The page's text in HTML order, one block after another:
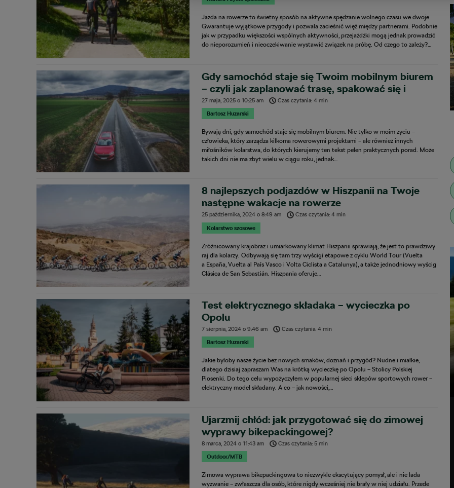
Jazda na rowerze to świetny sposób na aktywne spędzanie wolnego czasu we dwoje.
Gwarantuje wyjątkowe przygody i pozwala zacieśnić więź między partnerami. Podobnie
jak w przypadku większości wspólnych aktywności, przejażdżki mogą jednak prowadzić
do nieporozumień i nieoczekiwanie wystawić związek na próbę. Od czego to zależy?…
Gdy samochód staje się Twoim mobilnym biurem
– czyli jak zaplanować trasę, spakować się i
wygodnie podróżować
27 maja, 2025 o10:25 am
Czas czytania: 4 min
Bartosz Huzarski
Bywają dni, gdy samochód staje się mobilnym biurem. Nie tylko w moim życiu –
człowieka, który zarządza kilkoma rowerowymi projektami – ale również innych
miłośników kolarstwa, do których kierujemy ten tekst pełen praktycznych porad. Może
takich dni nie ma zbyt wielu w ciągu roku, jednak…
8 najlepszych podjazdów w Hiszpanii na Twoje
następne wakacje na rowerze
25 października, 2024 o8:49 am
Czas czytania: 4 min
Kolarstwo szosowe
Zróżnicowany krajobraz i umiarkowany klimat Hiszpanii sprawiają, że jest to prawdziwy
raj dla kolarzy. Odbywają się tam trzy wyścigi etapowe z cyklu World Tour (Vuelta
a España, Vuelta al País Vasco i Volta Ciclista a Catalunya), a także jednodniowy wyścig
Clásica de San Sebastián. Hiszpania oferuje…
Test elektrycznego składaka – wycieczka po
Opolu
7 sierpnia, 2024 o9:46 am
Czas czytania: 4 min
Bartosz Huzarski
Jakie byłoby nasze życie bez nowych smaków, doznań i przygód? Nudne i miałkie,
dlatego dzisiaj zapraszam Was na krótką wycieczkę po Opolu – Stolicy Polskiej
Piosenki. Do tego celu wypożyczyłem w popularnej sieci sklepów sportowych rower –
elektryczny model składany. A co – jak nowości,…
Ujarzmij chłód: jak przygotować się do zimowej
wyprawy bikepackingowej?
8 marca, 2024 o11:43 am
Czas czytania: 5 min
Outdoor/MTB
Zimowa wyprawa bikepackingowa to niezwykle ekscytujący pomysł, ale i nie lada
wyzwanie – zwłaszcza dla osób, które nigdy wcześniej nie brały w niej udziału. Przede